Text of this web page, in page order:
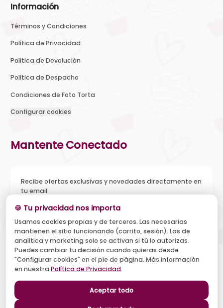
Información
Términos y Condiciones
Política de Privacidad
Política de Devolución
Política de Despacho
Condiciones de Foto Torta
Configurar cookies
Mantente Conectado
Recibe ofertas exclusivas y novedades directamente en
tu email
Acepto recibir novedades y ofertas, y el tratamiento de mi
email según la Política de Privacidad . Puedo darme de baja
cuando quiera.
Suscribirse
🍪 Tu privacidad nos importa
Usamos cookies propias y de terceros. Las necesarias
mantienen el sitio funcionando (carrito, sesión). Las de
analítica y marketing solo se activan si tú lo autorizas.
Puedes cambiar tu decisión cuando quieras desde
"Configurar cookies" en el pie de página. Más información
en nuestra Política de Privacidad.
Aceptar todo